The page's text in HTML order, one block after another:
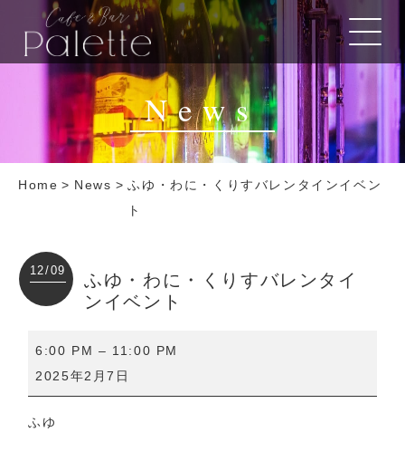
News
Home > News > ふゆ・わに・くりすバレンタインイベン
ト
12/09
ふゆ・わに・くりすバレンタイ
ンイベント
わ
に・
6:00 PM – 11:00 PM
2025年2月7日
ふゆ